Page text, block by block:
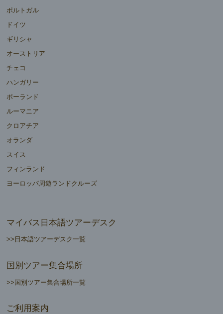
ポルトガル
ドイツ
ギリシャ
オーストリア
チェコ
ハンガリー
ポーランド
ルーマニア
クロアチア
オランダ
スイス
フィンランド
ヨーロッパ周遊ランドクルーズ
マイバス日本語ツアーデスク
>>日本語ツアーデスク一覧
国別ツアー集合場所
>>国別ツアー集合場所一覧
ご利用案内